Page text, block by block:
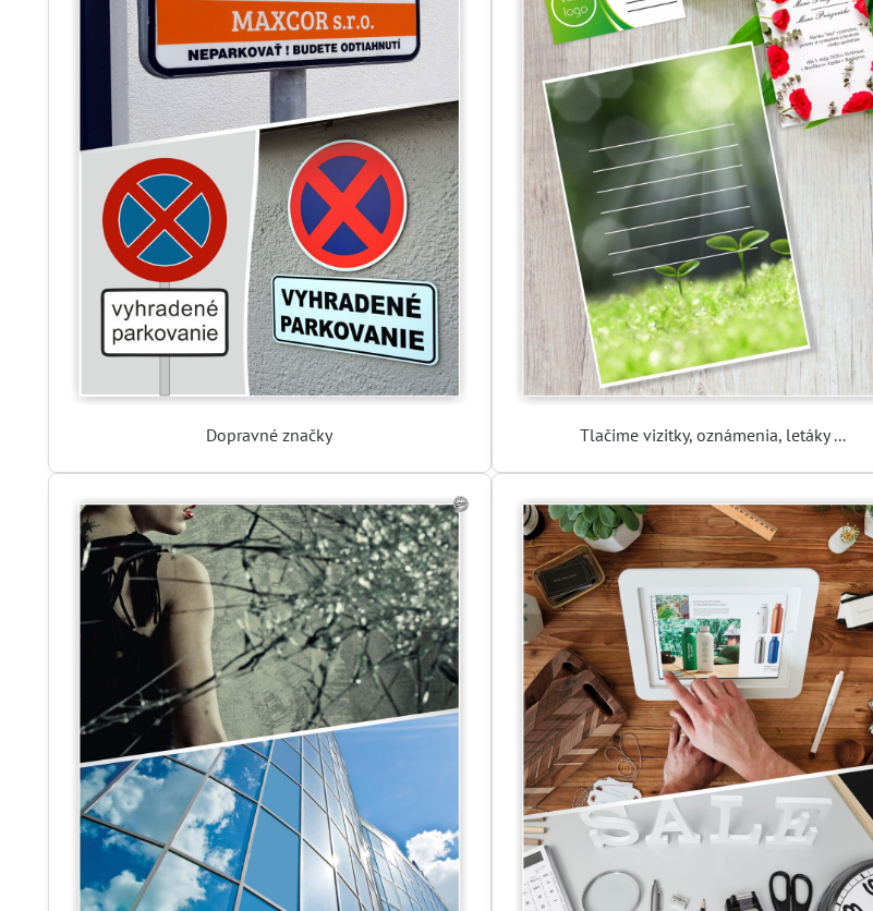
Dopravné značky Tlačime vizitky, oznámenia, letáky ...